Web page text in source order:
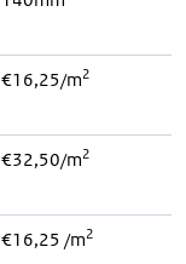
€16,25/m2
€32,50/m2
€16,25 /m2